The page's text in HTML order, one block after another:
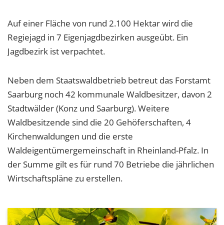
Auf einer Fläche von rund 2.100 Hektar wird die
Regiejagd in 7 Eigenjagdbezirken ausgeübt. Ein
Jagdbezirk ist verpachtet.
Neben dem Staatswaldbetrieb betreut das Forstamt
Saarburg noch 42 kommunale Waldbesitzer, davon 2
Stadtwälder (Konz und Saarburg). Weitere
Waldbesitzende sind die 20 Gehöferschaften, 4
Kirchenwaldungen und die erste
Waldeigentümergemeinschaft in Rheinland-Pfalz. In
der Summe gilt es für rund 70 Betriebe die jährlichen
Wirtschaftspläne zu erstellen.